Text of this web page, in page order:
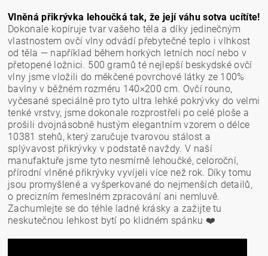
Vlněná přikrývka lehoučká tak, že její váhu sotva ucítíte!
Dokonale kopíruje tvar vašeho těla a díky jedinečným
vlastnostem ovčí vlny odvádí přebytečné teplo i vlhkost
od těla — například během horkých letních nocí nebo v
přetopené ložnici. 500 gramů té nejlepší beskydské ovčí
vlny jsme vložili do měkčené povrchové látky ze 100%
bavlny v běžném rozměru 140×200 cm. Ovčí rouno,
vyčesané speciálně pro tyto ultra lehké pokrývky do velmi
tenké vrstvy, jsme dokonale rozprostřeli po celé ploše a
prošili dvojnásobně hustým elegantním vzorem o délce
10381 stehů, který zaručuje tvarovou stálost a
splývavost přikrývky v podstatě navždy. V naší
manufaktuře jsme tyto nesmírně lehoučké, celoroční,
přírodní vlněné přikrývky vyvíjeli více než rok. Díky tomu
jsou promyšlené a vyšperkované do nejmenších detailů,
o precizním řemeslném zpracování ani nemluvě.
Zachumlejte se do téhle ladné krásky a zažijte tu
neskutečnou lehkost bytí po klidném spánku ❤️